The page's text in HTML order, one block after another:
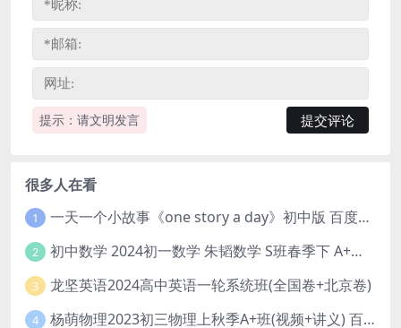
提示：请文明发言
很多人在看
1 一天一个小故事《one story a day》初中版 百度网盘分享下载
2 初中数学 2024初一数学 朱韬数学 S班春季下 A+班春季下 百度云网盘
3 龙坚英语2024高中英语一轮系统班(全国卷+北京卷)
4 杨萌物理2023初三物理上秋季A+班(视频+讲义) 百度网盘分享